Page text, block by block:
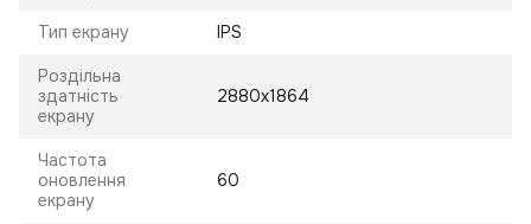
Тип екрану IPS
Роздільна
здатність
екрану
2880x1864
Частота
оновлення
екрану
60